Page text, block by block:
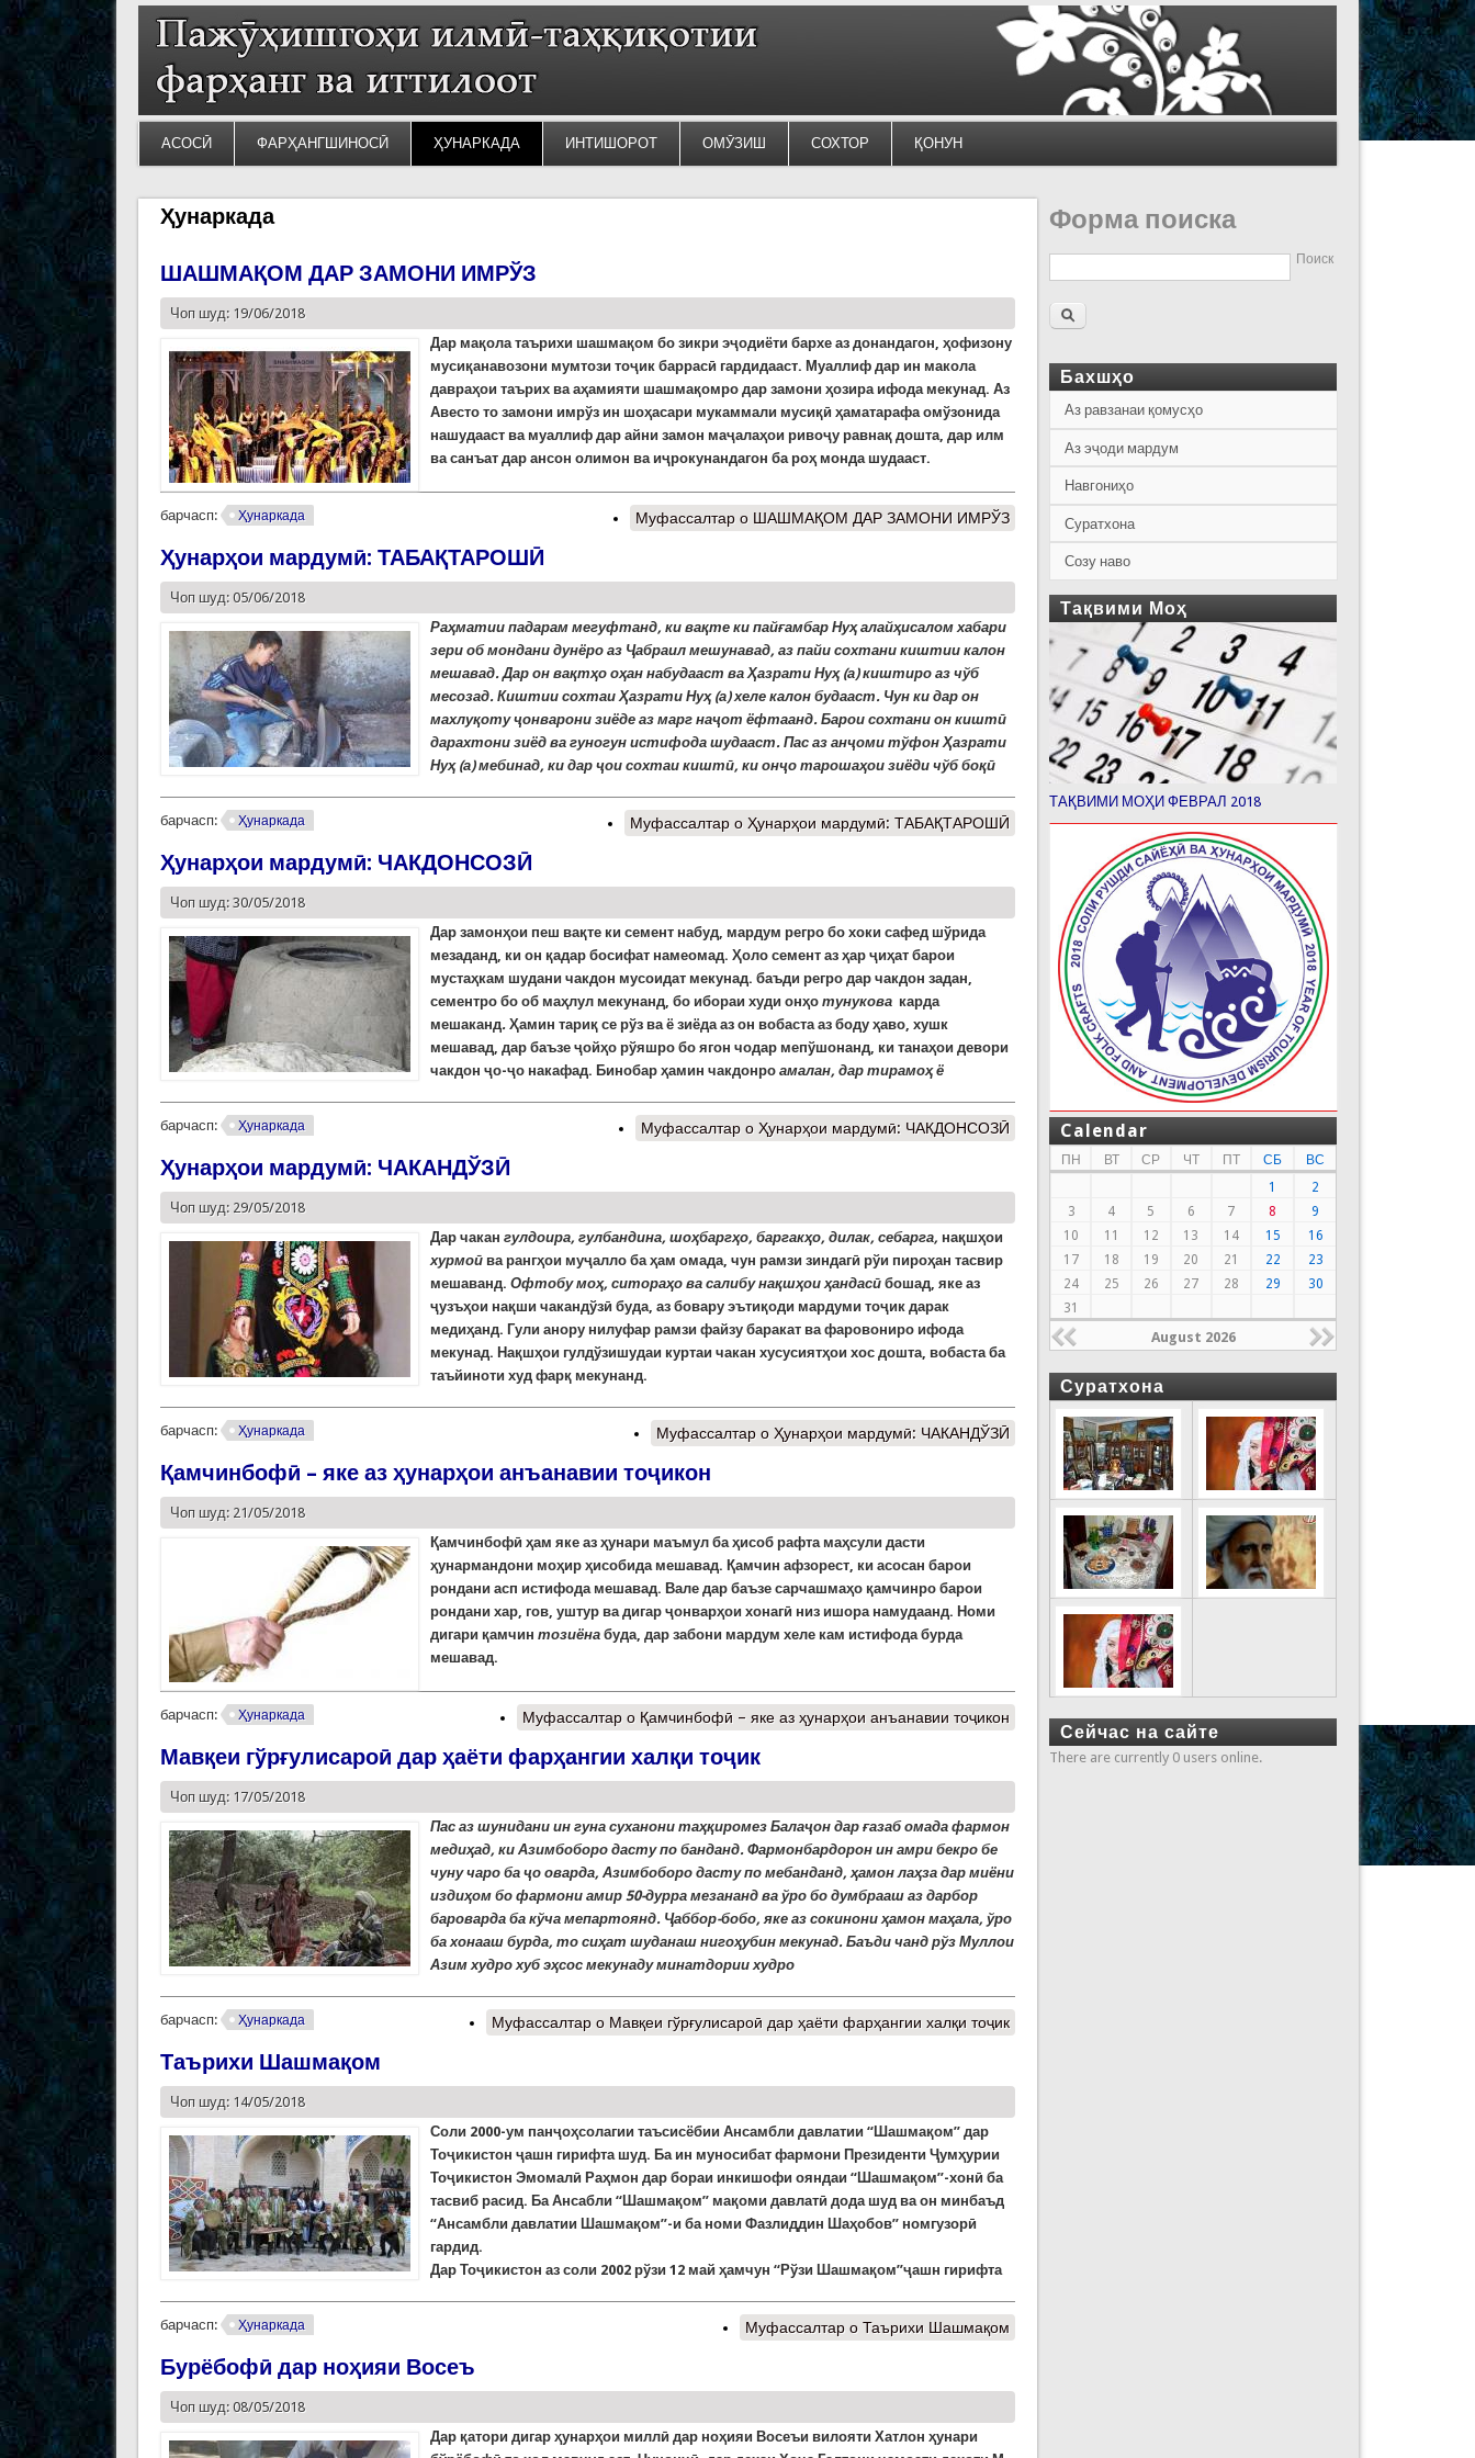
АСОСӢ ФАРҲАНГШИНОСӢ ҲУНАРКАДА ИНТИШОРОТ ОМӮЗИШ СОХТОР ҚОНУН
Ҳунаркада
ШАШМАҚОМ ДАР ЗАМОНИ ИМРЎЗ
Чоп шуд: 19/06/2018
Дар мақола таърихи шашмақом бо зикри эҷодиёти бархе аз донандагон, ҳофизону
мусиқанавозони мумтози тоҷик баррасӣ гардидааст. Муаллиф дар ин макола
давраҳои таърих ва аҳамияти шашмақомро дар замони ҳозира ифода мекунад. Аз
Авесто то замони имрўз ин шоҳасари мукаммали мусиқӣ ҳаматарафа омўзонида
нашудааст ва муаллиф дар айни замон маҷалаҳои ривоҷу равнақ дошта, дар илм
ва санъат дар ансон олимон ва иҷрокунандагон ба роҳ монда шудааст.
барчасп: Ҳунаркада Муфассалтар о ШАШМАҚОМ ДАР ЗАМОНИ ИМРЎЗ
Ҳунарҳои мардумӣ: ТАБАҚТАРОШӢ
Чоп шуд: 05/06/2018
Раҳматии падарам мегуфтанд, ки вақте ки пайғамбар Нуҳ алайҳисалом хабари
зери об мондани дунёро аз Ҷабраил мешунавад, аз пайи сохтани киштии калон
мешавад. Дар он вақтҳо оҳан набудааст ва Ҳазрати Нуҳ (а) киштиро аз чўб
месозад. Киштии сохтаи Ҳазрати Нуҳ (а) хеле калон будааст. Чун ки дар он
махлуқоту ҷонварони зиёде аз марг наҷот ёфтаанд. Барои сохтани он киштӣ
дарахтони зиёд ва гуногун истифода шудааст. Пас аз анҷоми тўфон Ҳазрати
Нуҳ (а) мебинад, ки дар ҷои сохтаи киштӣ, ки онҷо тарошаҳои зиёди чўб боқӣ
барчасп: Ҳунаркада Муфассалтар о Ҳунарҳои мардумӣ: ТАБАҚТАРОШӢ
Ҳунарҳои мардумӣ: ЧАКДОНСОЗӢ
Чоп шуд: 30/05/2018
Дар замонҳои пеш вақте ки семент набуд, мардум регро бо хоки сафед шўрида
мезаданд, ки он қадар босифат намеомад. Ҳоло семент аз ҳар ҷиҳат барои
мустаҳкам шудани чакдон мусоидат мекунад. баъди регро дар чакдон задан,
сементро бо об маҳлул мекунанд, бо ибораи худи онҳо тунукова карда
мешаканд.Ҳамин тариқ се рўз ва ё зиёда аз он вобаста аз боду ҳаво, хушк
мешавад, дар баъзе ҷойҳо рўяшро бо ягон чодар мепўшонанд, ки танаҳои девори
чакдон ҷо-ҷо накафад. Бинобар ҳамин чакдонро амалан, дар тирамоҳ ё
барчасп: Ҳунаркада Муфассалтар о Ҳунарҳои мардумӣ: ЧАКДОНСОЗӢ
Ҳунарҳои мардумӣ: ЧАКАНДЎЗӢ
Чоп шуд: 29/05/2018
Дар чакан гулдоира, гулбандина, шоҳбаргҳо, баргакҳо, дилак, себарга, нақшҳои
хурмоӣва рангҳои муҷалло ба ҳам омада, чун рамзи зиндагӣ рўи пироҳан тасвир
мешаванд. Офтобу моҳ, ситораҳо ва салибу нақшҳои ҳандасӣбошад, яке аз
ҷузъҳои нақши чакандўзӣ буда, аз бовару эътиқоди мардуми тоҷик дарак
медиҳанд. Гули анору нилуфар рамзи файзу баракат ва фаровониро ифода
мекунад. Нақшҳои гулдўзишудаи куртаи чакан хусусиятҳои хос дошта, вобаста ба
таъйиноти худ фарқ мекунанд.
барчасп: Ҳунаркада Муфассалтар о Ҳунарҳои мардумӣ: ЧАКАНДЎЗӢ
Қамчинбофӣ – яке аз ҳунарҳои анъанавии тоҷикон
Чоп шуд: 21/05/2018
Қамчинбофӣ ҳам яке аз ҳунари маъмул ба ҳисоб рафта маҳсули дасти
ҳунармандони моҳир ҳисобида мешавад. Қамчин афзорест, ки асосан барои
рондани асп истифода мешавад. Вале дар баъзе сарчашмаҳо қамчинро барои
рондани хар, гов, уштур ва дигар ҷонварҳои хонагӣ низ ишора намудаанд. Номи
дигари қамчин тозиёнабуда, дар забони мардум хеле кам истифода бурда
мешавад.
барчасп: Ҳунаркада Муфассалтар о Қамчинбофӣ – яке аз ҳунарҳои анъанавии тоҷикон
Мавқеи гўрғулисароӣ дар ҳаёти фарҳангии халқи тоҷик
Чоп шуд: 17/05/2018
Пас аз шунидани ин гуна суханони таҳқиромез Балаҷон дар ғазаб омада фармон
медиҳад, ки Азимбоборо дасту по банданд. Фармонбардорон ин амри бекро бе
чуну чаро ба ҷо оварда, Азимбоборо дасту по мебанданд, ҳамон лаҳза дар миёни
издиҳом бо фармони амир 50-дурра мезананд ва ўро бо думбрааш аз дарбор
бароварда ба кўча мепартоянд. Ҷаббор-бобо, яке аз сокинони ҳамон маҳала, ўро
ба хонааш бурда, то сиҳат шуданаш нигоҳубин мекунад. Баъди чанд рўз Муллои
Азим худро хуб эҳсос мекунаду минатдории худро
барчасп: Ҳунаркада Муфассалтар о Мавқеи гўрғулисароӣ дар ҳаёти фарҳангии халқи тоҷик
Таърихи Шашмақом
Чоп шуд: 14/05/2018
Соли 2000-ум панҷоҳсолагии таъсисёбии Ансамбли давлатии “Шашмақом” дар
Тоҷикистон ҷашн гирифта шуд. Ба ин муносибат фармони Президенти Ҷумҳурии
Тоҷикистон Эмомалӣ Раҳмон дар бораи инкишофи ояндаи “Шашмақом”-хонӣ ба
тасвиб расид. Ба Ансабли “Шашмақом” мақоми давлатӣ дода шуд ва он минбаъд
“Ансамбли давлатии Шашмақом”-и ба номи Фазлиддин Шаҳобов” номгузорӣ
гардид.
Дар Тоҷикистон аз соли 2002 рўзи 12 май ҳамчун “Рўзи Шашмақом”ҷашн гирифта
барчасп: Ҳунаркада Муфассалтар о Таърихи Шашмақом
Бурёбофӣ дар ноҳияи Восеъ
Чоп шуд: 08/05/2018
Дар қатори дигар ҳунарҳои миллӣ дар ноҳияи Восеъи вилояти Хатлон ҳунари
Форма поиска
Поиск
Бахшҳо
Аз равзанаи қомусҳо
Аз эҷоди мардум
Навгониҳо
Суратхона
Созу наво
Тақвими Моҳ
ТАҚВИМИ МОҲИ ФЕВРАЛ 2018
Calendar
ПН ВТ СР ЧТ ПТ СБ
ВС
1
2
3
4 5 6 7 8
9
10
11 12 13 14 15
16
17
18 19 20 21 22
23
24
25 26 27 28 29
30
31
August 2026
Суратхона
Сейчас на сайте
There are currently 0 users online.